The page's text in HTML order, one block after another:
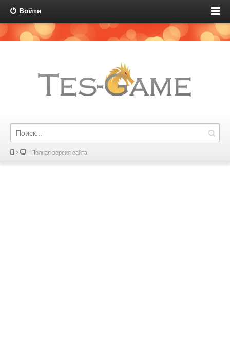
Войти
Полная версия сайта